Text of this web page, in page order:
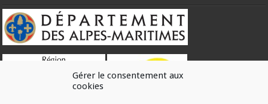
Gérer le consentement aux
cookies